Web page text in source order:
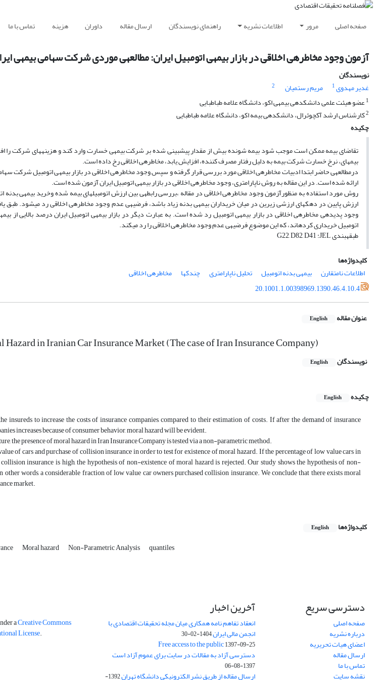
صفحه اصلی مرور اطلاعات نشریه راهنمای نویسندگان ارسال مقاله داوران هزینه تماس با ما
آزمون وجود مخاطره‎ی اخلاقی در بازار بیمه‎ی اتومبیل ایران: مطالعه‎ی موردی شرکت سهامی بیمه‎ی ایران
نویسندگان
غدیر مهدوی1 مریم رستمیان
2
1عضو هیئت علمی دانشکده‎ی بیمه‎ی اکو، دانشگاه علامه طباطبایی
2کارشناس ارشد آکچوئرال، دانشکده‎ی بیمه اکو، دانشگاه علامه طباطبایی
چکیده
بیمه‎ای، نرخ خسارت شرکت بیمه به دلیل رفتار مصرف کننده، افزایش یابد، مخاطره‎ی اخلاقی رخ داده است.
ارائه شده است. در این مقاله به روش ناپارامتری، وجود مخاطره‎ی اخلاقی در بازار بیمه‎ی اتومبیل ایران آزمون شده است.
اتومبیل خریداری کرده‎اند، که این موضوع فرضیه‎ی عدم وجود مخاطره‎ی اخلاقی را رد می‎کند.
طبقه‎بندی G22, D82, D41 :JEL
کلیدواژه‌ها
اطلاعات نامتقارن
بیمه‎ی بدنه اتومبیل تحلیل ناپارامتری چندک‎ها
مخاطره‎ی اخلاقی
20.1001.1.00398969.1390.46.4.10.4
عنوان مقاله English
Hazard in Iranian Car Insurance Market (The case of Iran Insurance Company)
نویسندگان English
چکیده English
insureds to increase the costs of insurance companies, compared to their estimation of costs. If after the demand of insurance
increases because of consumer behavior, moral hazard will be evident.
the presence of moral hazard in Iran Insurance Company is tested via a non-parametric method.
of cars and purchase of collision insurance in order to test for existence of moral hazard. If the percentage of low value cars in
insurance is high, the hypothesis of non-existence of moral hazard is rejected. Our study shows the hypothesis of non-
words, a considerable fraction of low value car owners purchased collision insurance. We conclude that there exists moral
market.
کلیدواژه‌ها English
Moral hazard Non-Parametric Analysis quantiles
دسترسی سریع
صفحه اصلی
درباره نشریه
اعضای هیات تحریریه
ارسال مقاله
تماس با ما
نقشه سایت
آخرین اخبار
انعقاد تفاهم نامه همکاری میان مجله تحقیقات اقتصادی با
انجمن مالی ایران1404-02-30
Free access to the public1397-09-25
دسترسی آزاد به مقالات در سایت برای عموم آزاد است
1397-08-06
ارسال مقاله از طریق نشر الکترونیکی دانشگاه تهران 1392-
aCreative Commons
License.